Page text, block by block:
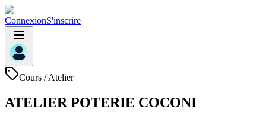
ConnexionS'inscrire
Cours / Atelier
ATELIER POTERIE COCONI